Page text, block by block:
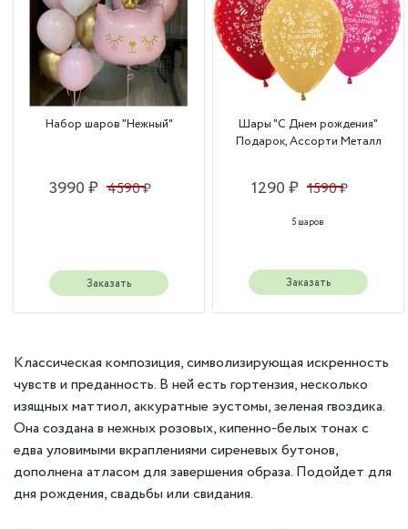
Набор шаров "Нежный"
3990 ₽ 4590 ₽
Заказать
Шары "С Днем рождения"
Подарок, Ассорти Металл
1290 ₽ 1590 ₽
5 шаров
Заказать
Классическая композиция, символизирующая искренность
чувств и преданность. В ней есть гортензия, несколько
изящных маттиол, аккуратные эустомы, зеленая гвоздика.
Она создана в нежных розовых, кипенно-белых тонах с
едва уловимыми вкраплениями сиреневых бутонов,
дополнена атласом для завершения образа. Подойдет для
дня рождения, свадьбы или свидания.